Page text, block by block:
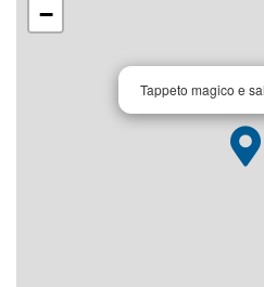
Tappeto magico e
−